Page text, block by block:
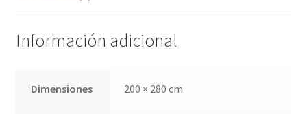
Información adicional
Dimensiones 200 × 280 cm